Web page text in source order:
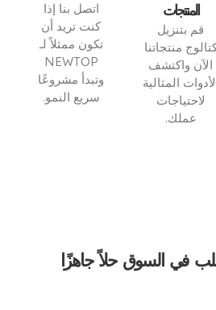
المنتجات
قم بتنزيل
منتجاتنا
الآن واكتشف
المثالية
لاحتياجات
عملك.
اتصل بنا إذا
كنت تريد أن
تكون ممثلاً لـ
NEWTOP
وتبدأ مشروعًا
سريع النمو.
في السوق حلاً جاهزًا